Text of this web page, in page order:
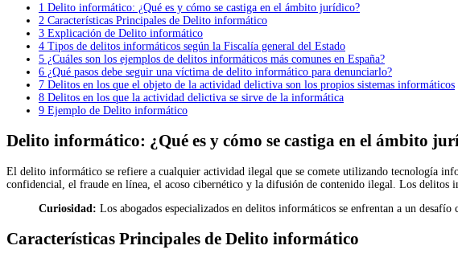
1 Delito informático: ¿Qué es y cómo se castiga en el ámbito jurídico?
2 Características Principales de Delito informático
3 Explicación de Delito informático
4 Tipos de delitos informáticos según la Fiscalía general del Estado
5 ¿Cuáles son los ejemplos de delitos informáticos más comunes en España?
6 ¿Qué pasos debe seguir una víctima de delito informático para denunciarlo?
7 Delitos en los que el objeto de la actividad delictiva son los propios sistemas informáticos
8 Delitos en los que la actividad delictiva se sirve de la informática
9 Ejemplo de Delito informático
Delito informático: ¿Qué es y cómo se castiga en el ámbito
El delito informático se refiere a cualquier actividad ilegal que se comete utilizando tecnología
confidencial, el fraude en línea, el acoso cibernético y la difusión de contenido ilegal. Los delitos
Curiosidad: Los abogados especializados en delitos informáticos se enfrentan a un
Características Principales de Delito informático